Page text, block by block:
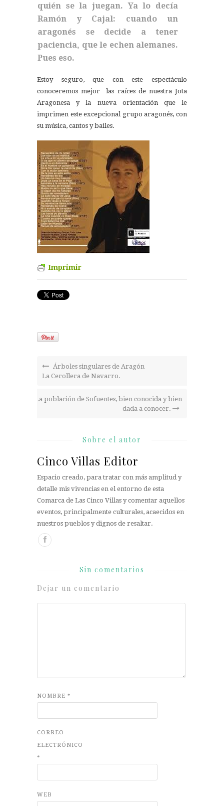
quién se la juegan. Ya lo decía
Ramón y Cajal: cuando un
aragonés se decide a tener
paciencia, que le echen alemanes.
Pues eso.
Estoy seguro, que con este espectáculo
conoceremos mejor las raíces de nuestra Jota
Aragonesa y la nueva orientación que le
imprimen este excepcional grupo aragonés, con
su música, cantos y bailes.
Imprimir
Árboles singulares de Aragón
La Cerollera de Navarro.
La población de Sofuentes, bien conocida y bien
dada a conocer.
Sobre el autor
Cinco Villas Editor
Espacio creado, para tratar con más amplitud y
detalle mis vivencias en el entorno de esta
Comarca de Las Cinco Villas y comentar aquellos
eventos, principalmente culturales, acaecidos en
nuestros pueblos y dignos de resaltar.
Sin comentarios
Dejar un comentario
NOMBRE *
CORREO
ELECTRÓNICO
*
WEB